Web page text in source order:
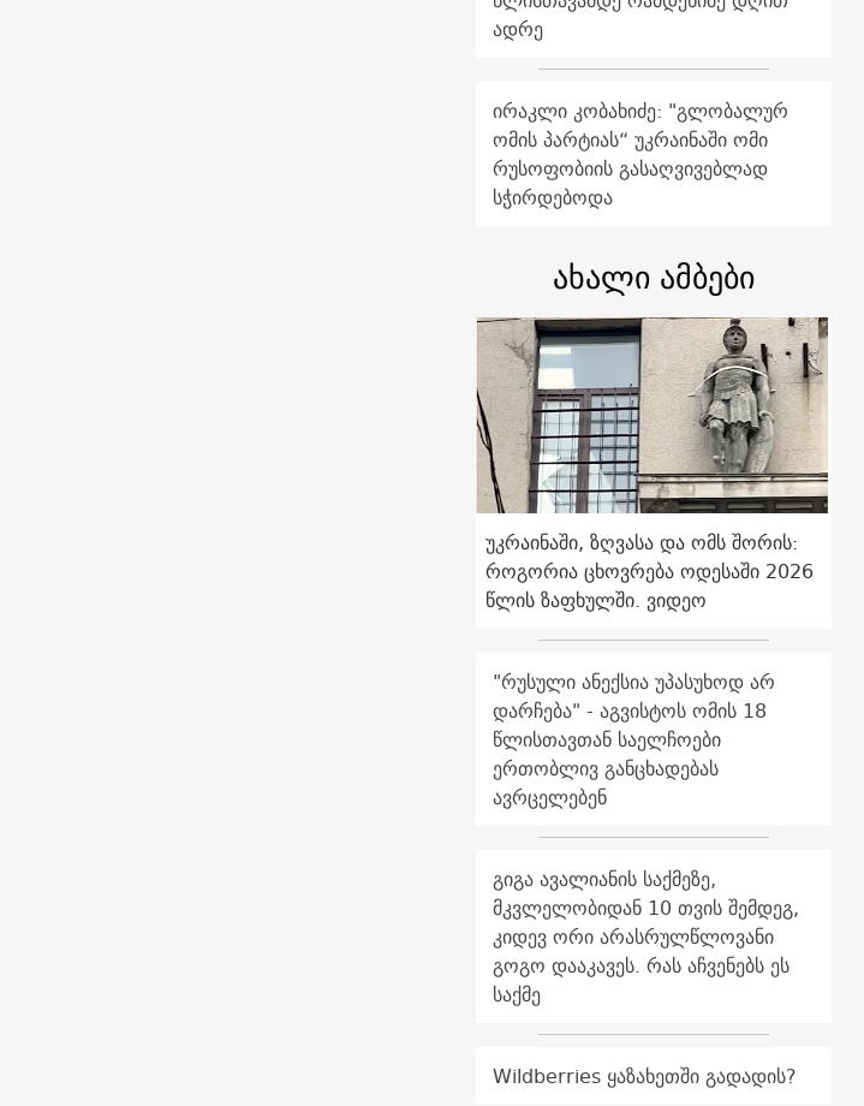
ადრე
ირაკლი კობახიძე: "გლობალურ
ომის პარტიას“ უკრაინაში ომი
რუსოფობიის გასაღვივებლად
სჭირდებოდა
ახალი ამბები
უკრაინაში, ზღვასა და ომს შორის:
როგორია ცხოვრება ოდესაში 2026
წლის ზაფხულში. ვიდეო
"რუსული ანექსია უპასუხოდ არ
დარჩება" - აგვისტოს ომის 18
წლისთავთან საელჩოები
ერთობლივ განცხადებას
ავრცელებენ
გიგა ავალიანის საქმეზე,
მკვლელობიდან 10 თვის შემდეგ,
კიდევ ორი არასრულწლოვანი
გოგო დააკავეს. რას აჩვენებს ეს
საქმე
Wildberries ყაზახეთში გადადის?